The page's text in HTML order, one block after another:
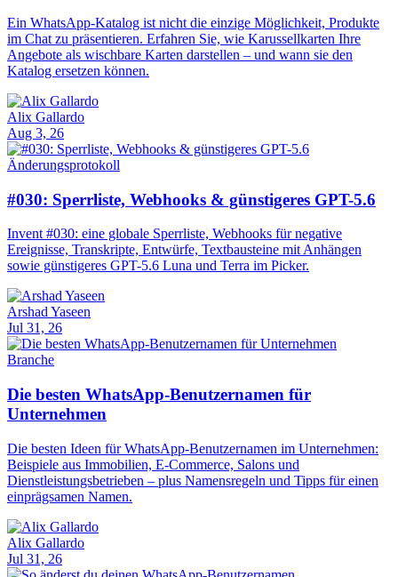
Ein WhatsApp-Katalog ist nicht die einzige Möglichkeit, Produkte
im Chat zu präsentieren. Erfahren Sie, wie Karussellkarten Ihre
Angebote als wischbare Karten darstellen – und wann sie den
Katalog ersetzen können.
Alix Gallardo
Aug 3, 26
Änderungsprotokoll
#030: Sperrliste, Webhooks & günstigeres GPT-5.6
Invent #030: eine globale Sperrliste, Webhooks für negative
Ereignisse, Transkripte, Entwürfe, Textbausteine mit Anhängen
sowie günstigeres GPT-5.6 Luna und Terra im Picker.
Arshad Yaseen
Jul 31, 26
Branche
Die besten WhatsApp-Benutzernamen für
Unternehmen
Die besten Ideen für WhatsApp-Benutzernamen im Unternehmen:
Beispiele aus Immobilien, E-Commerce, Salons und
Dienstleistungsbetrieben – plus Namensregeln und Tipps für einen
einprägsamen Namen.
Alix Gallardo
Jul 31, 26